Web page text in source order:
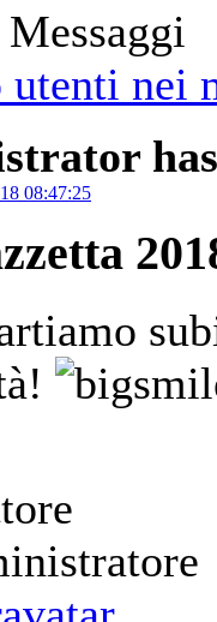
Messaggi
08:47:25